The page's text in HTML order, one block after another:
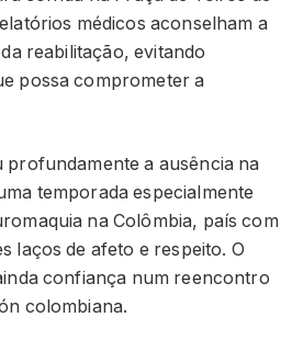
médicos aconselham a
reabilitação, evitando
possa comprometer a
a ausência na
temporada especialmente
na Colômbia, país com
laços de afeto e respeito. O
confiança num reencontro
colombiana.